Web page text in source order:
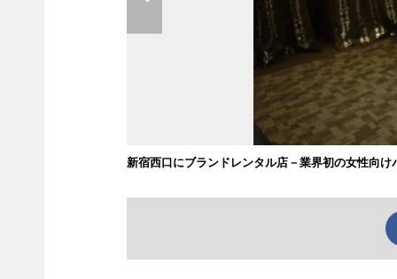
新宿西口にブランドレンタル店－業界初の女性向け